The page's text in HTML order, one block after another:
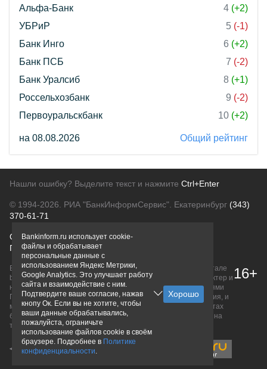
Альфа-Банк
4 (+2)
УБРиР
5 (-1)
Банк Инго
6 (+2)
Банк ПСБ
7 (-2)
Банк Уралсиб
8 (+1)
Россельхозбанк
9 (-2)
Первоуральскбанк
10 (+2)
на 08.08.2026 Общий рейтинг
Нашли ошибку? Выделите текст и нажмите Ctrl+Enter
© 1994-2026. РИА "БанкИнформСервис". Екатеринбург (343)
370-61-71
О проектеПолитика конфиденциальности
Правовая информацияДля рекламодателей
Вся информация о продуктах банков, размещенная на портале
bankinform.ru, носит исключительно ознакомительный характер и
не является публичной офертой, определяемой положениями
ГК РФ. Информация не содержит точного и полного описания, и
может быть изменена. Конечные условия уточняйте на сайтах
банков или при личном обращении. Исключительное право на
товарные знаки принадлежит их правообладателям.
16+
Bankinform.ru использует cookie-
файлы и обрабатывает
персональные данные с
использованием Яндекс Метрики,
Google Analytics. Это улучшает работу
сайта и взаимодействие с ним.
Подтвердите ваше согласие, нажав
кнопу Ок. Если вы не хотите, чтобы
ваши данные обрабатывались,
пожалуйста, ограничьте
использование файлов cookie в своём
браузере. Подробнее в Политике
конфиденциальности.